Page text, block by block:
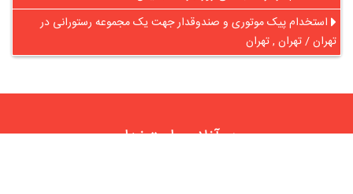
استخدام پیک موتوری و صندوقدار جهت یک مجموعه رستورانی در
تهران / تهران , تهران
در آنلاین استخدام